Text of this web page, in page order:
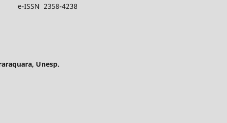
2358-4238
Unesp.
– Brasil